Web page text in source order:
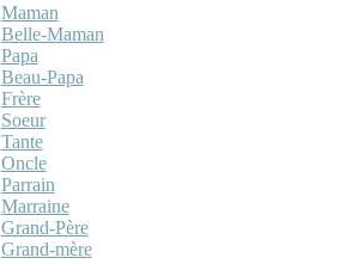
Maman
Belle-Maman
Papa
Beau-Papa
Frère
Soeur
Tante
Oncle
Parrain
Marraine
Grand-Père
Grand-mère